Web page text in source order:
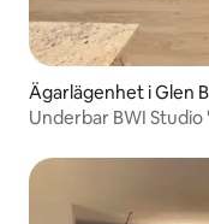
Ägarlägenhet i Glen
Underbar BWI